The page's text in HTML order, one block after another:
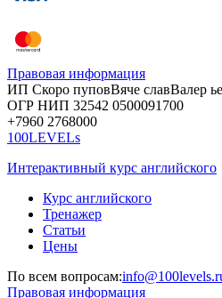
Правовая информация
ИП Скоро пуповВяче славВалер
ОГР НИП 32542 0500091700
+7960 2768000
100LEVELs
Интерактивный курс английского
Курс английского
Тренажер
Статьи
Цены
По всем вопросам:
Правовая информация